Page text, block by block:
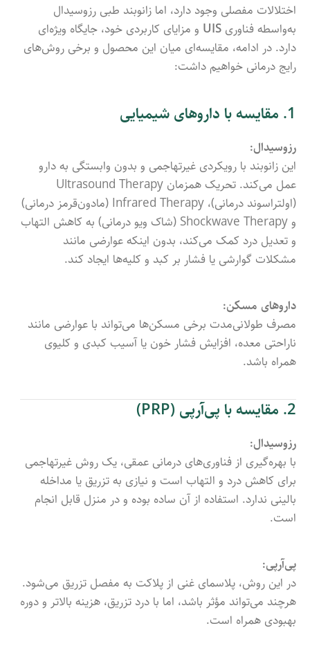
اختلالات مفصلی وجود دارد، اما زانوبند طبی رزوسیدال
به‌واسطه فناوری UIS و مزایای کاربردی خود، جایگاه ویژه‌ای
دارد. در ادامه، مقایسه‌ای میان این محصول و برخی روش‌های
رایج درمانی خواهیم داشت:
1. مقایسه با داروهای شیمیایی
رزوسیدال:
این زانوبند با رویکردی غیرتهاجمی و بدون وابستگی به دارو
عمل می‌کند. تحریک همزمان Ultrasound Therapy
(اولتراسوند درمانی)، Infrared Therapy (مادون‌قرمز درمانی)
و Shockwave Therapy (شاک ویو درمانی) به کاهش التهاب
و تعدیل درد کمک می‌کند، بدون اینکه عوارضی مانند
مشکلات گوارشی یا فشار بر کبد و کلیه‌ها ایجاد کند.
داروهای مسکن:
مصرف طولانی‌مدت برخی مسکن‌ها می‌تواند با عوارضی مانند
ناراحتی معده، افزایش فشار خون یا آسیب کبدی و کلیوی
همراه باشد.
2. مقایسه با پی‌آرپی (PRP)
رزوسیدال:
با بهره‌گیری از فناوری‌های درمانی عمقی، یک روش غیرتهاجمی
برای کاهش درد و التهاب است و نیازی به تزریق یا مداخله
بالینی ندارد. استفاده از آن ساده بوده و در منزل قابل انجام
است.
پی‌آرپی:
در این روش، پلاسمای غنی از پلاکت به مفصل تزریق می‌شود.
هرچند می‌تواند مؤثر باشد، اما با درد تزریق، هزینه بالاتر و دوره
بهبودی همراه است.